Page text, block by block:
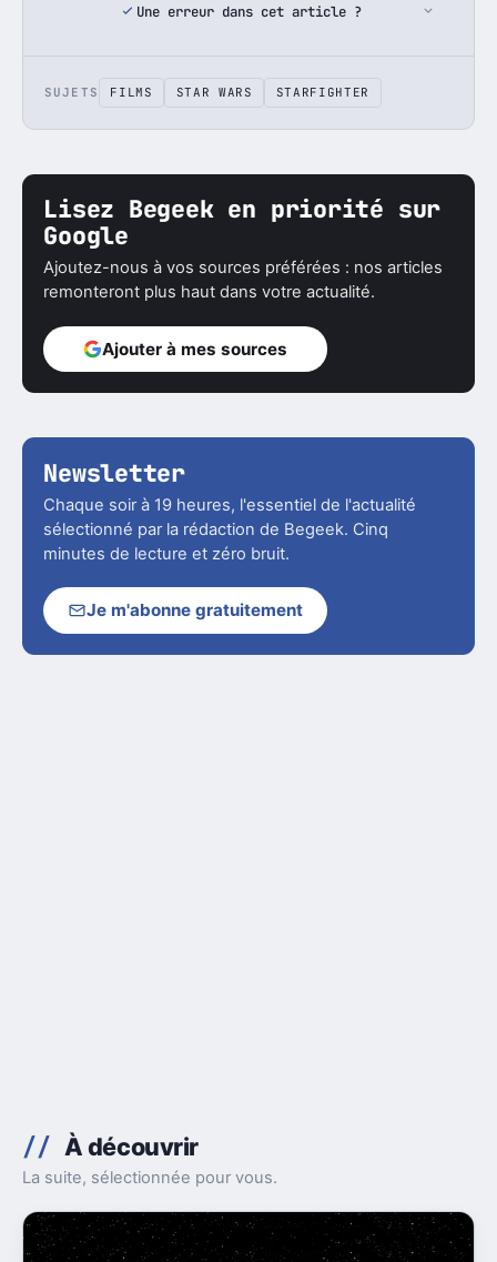
Une erreur dans cet article ?
SUJETS FILMS STAR WARS STARFIGHTER
Lisez Begeek en priorité sur
Google
Ajoutez-nous à vos sources préférées : nos articles
remonteront plus haut dans votre actualité.
Ajouter à mes sources
Newsletter
Chaque soir à 19 heures, l'essentiel de l'actualité
sélectionné par la rédaction de Begeek. Cinq
minutes de lecture et zéro bruit.
Je m'abonne gratuitement
À découvrir
La suite, sélectionnée pour vous.